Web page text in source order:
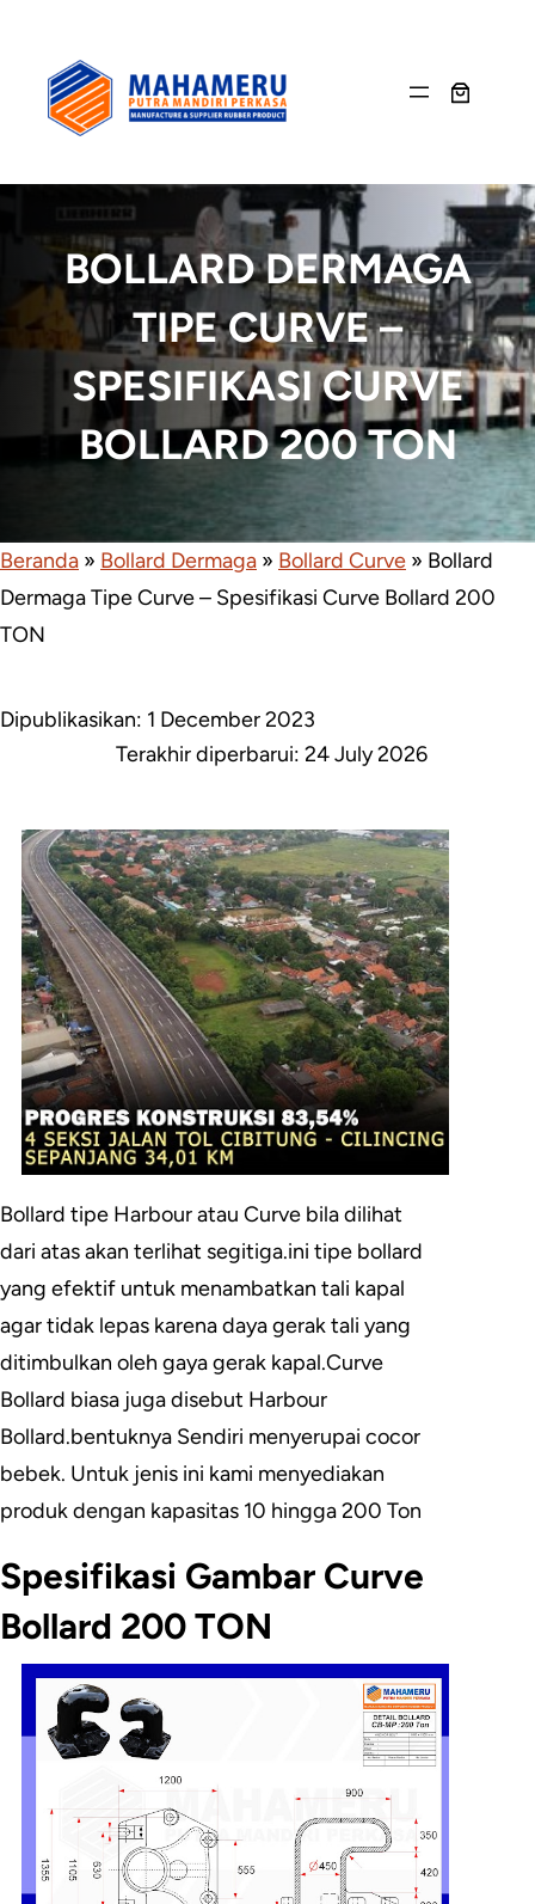
content
BOLLARD DERMAGA
TIPE CURVE –
SPESIFIKASI CURVE
BOLLARD 200 TON
Beranda » Bollard Dermaga » Bollard Curve » Bollard
Dermaga Tipe Curve – Spesifikasi Curve Bollard 200
TON
Dipublikasikan: 1 December 2023
Terakhir diperbarui:24 July 2026
Bollard tipe Harbour atau Curve bila dilihat
dari atas akan terlihat segitiga.ini tipe bollard
yang efektif untuk menambatkan tali kapal
agar tidak lepas karena daya gerak tali yang
ditimbulkan oleh gaya gerak kapal.Curve
Bollard biasa juga disebut Harbour
Bollard.bentuknya Sendiri menyerupai cocor
bebek. Untuk jenis ini kami menyediakan
produk dengan kapasitas 10 hingga 200 Ton
Spesifikasi Gambar Curve
Bollard 200 TON